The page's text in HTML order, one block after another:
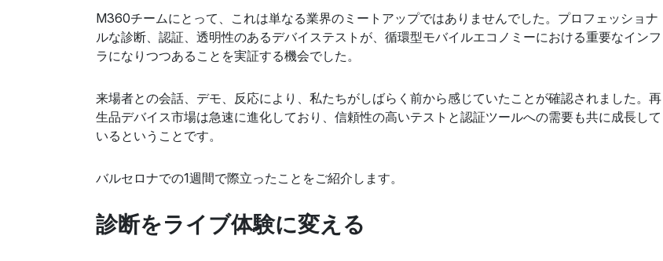
M360チームにとって、これは単なる業界のミートアップではありませんでした。プロフェッショナ
ルな診断、認証、透明性のあるデバイステストが、循環型モバイルエコノミーにおける重要なインフ
ラになりつつあることを実証する機会でした。
来場者との会話、デモ、反応により、私たちがしばらく前から感じていたことが確認されました。再
生品デバイス市場は急速に進化しており、信頼性の高いテストと認証ツールへの需要も共に成長して
いるということです。
バルセロナでの1週間で際立ったことをご紹介します。
診断をライブ体験に変える